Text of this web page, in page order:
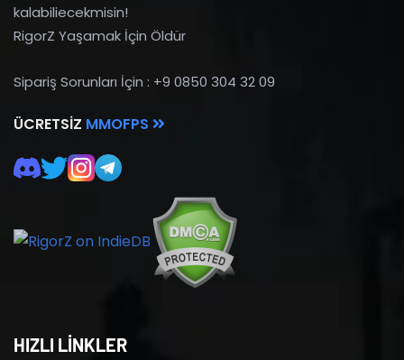
kalabiliecekmisin!
RigorZ Yaşamak İçin Öldür
Sipariş Sorunları İçin : +9 0850 304 32 09
ÜCRETSIZ MMOFPS
HIZLI LİNKLER